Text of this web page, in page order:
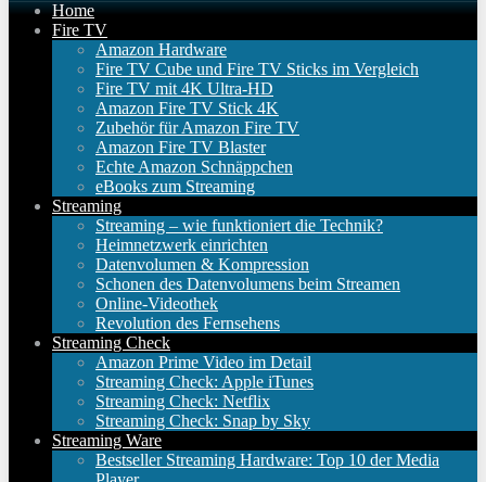
Home
Fire TV
Amazon Hardware
Fire TV Cube und Fire TV Sticks im Vergleich
Fire TV mit 4K Ultra-HD
Amazon Fire TV Stick 4K
Zubehör für Amazon Fire TV
Amazon Fire TV Blaster
Echte Amazon Schnäppchen
eBooks zum Streaming
Streaming
Streaming – wie funktioniert die Technik?
Heimnetzwerk einrichten
Datenvolumen & Kompression
Schonen des Datenvolumens beim Streamen
Online-Videothek
Revolution des Fernsehens
Streaming Check
Amazon Prime Video im Detail
Streaming Check: Apple iTunes
Streaming Check: Netflix
Streaming Check: Snap by Sky
Streaming Ware
Bestseller Streaming Hardware: Top 10 der Media